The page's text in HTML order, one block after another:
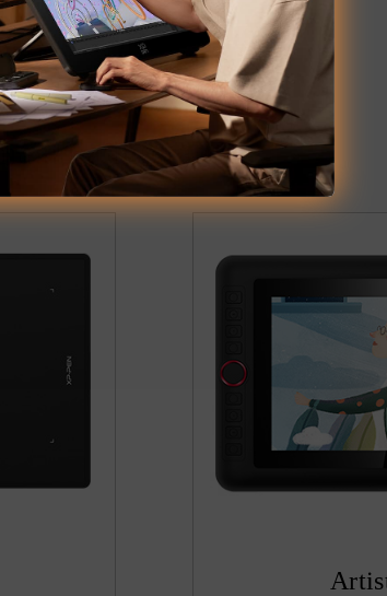
aula interativa